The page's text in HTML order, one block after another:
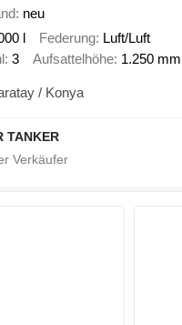
neu
l Federung Luft/Luft
3 Aufsattelhöhe 1.250 mm
/ Konya
TANKER